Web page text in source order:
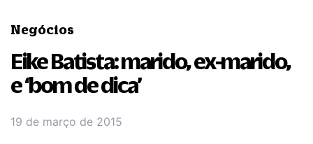
Negócios
Eike Batista: marido, ex-marido,
e ‘bom de dica’
19 de março de 2015